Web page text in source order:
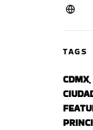
TAGS
CDMX,